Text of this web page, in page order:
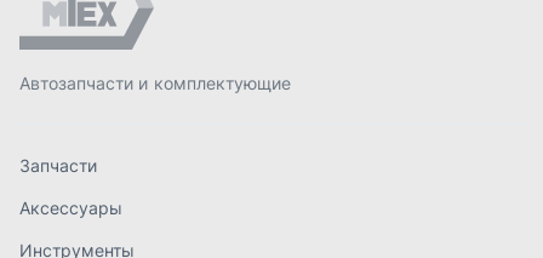
Спецпредложения
Доставка и оплата
Контакты